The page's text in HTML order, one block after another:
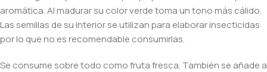
aromática. Al madurar su color verde toma un tono más cálido.
Las semillas de su interior se utilizan para elaborar insecticidas
por lo que no es recomendable consumirlas.
Se consume sobre todo como fruta fresca. También se añade a